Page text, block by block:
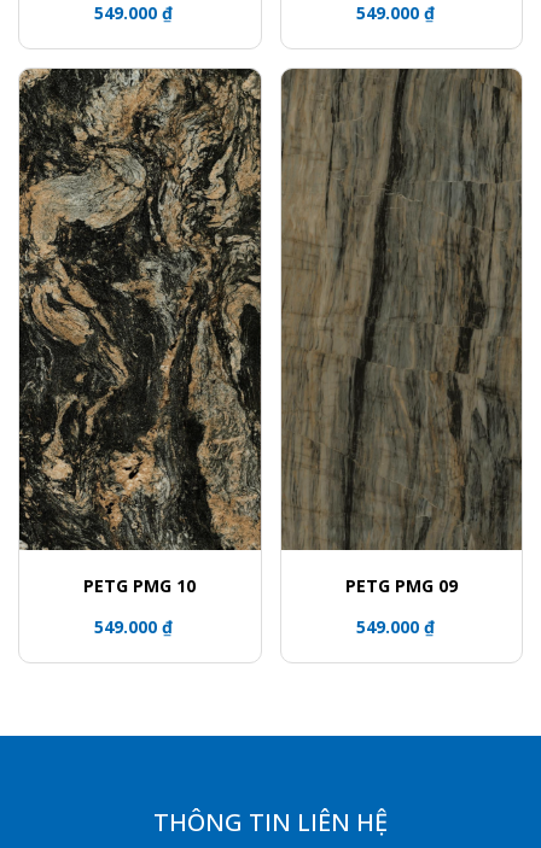
549.000 ₫
549.000 ₫
PETG PMG 10
549.000 ₫
PETG PMG 09
549.000 ₫
THÔNG TIN LIÊN HỆ